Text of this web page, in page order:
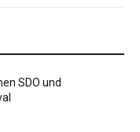
SDO und